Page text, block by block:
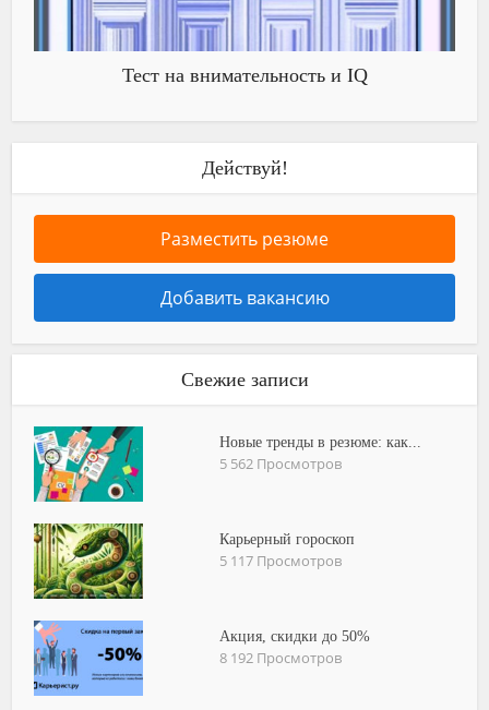
Тест на внимательность и IQ
Действуй!
Разместить резюме
Добавить вакансию
Свежие записи
Новые тренды в резюме: как...
5 562 Просмотров
Карьерный гороскоп
5 117 Просмотров
Акция, скидки до 50%
8 192 Просмотров